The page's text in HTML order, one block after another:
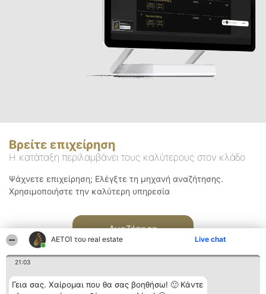
ΑΕΤΟΊ του real estate Live chat
21:03
Γεια σας. Χαίρομαι που θα σας βοηθήσω! 🙂 Κάντε
Βρείτε επιχείρηση
Η κατάταξη περιλαμβάνει τους καλύτερους στον κλάδο
Ψάχνετε επιχείρηση; Ελέγξτε τη μηχανή αναζήτησης.
Χρησιμοποιήστε την καλύτερη υπηρεσία
Αναζήτηση